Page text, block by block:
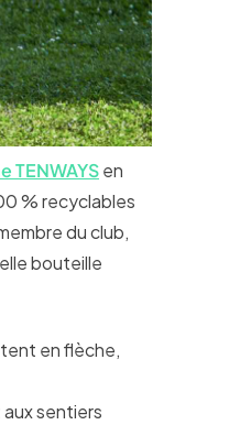
TENWAYSen
% recyclables
du club,
bouteille
en flèche,
sentiers